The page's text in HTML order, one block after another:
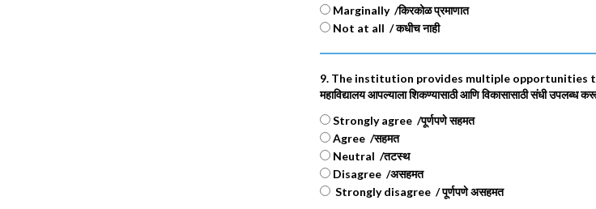
Marginally /किरकोळ प्रमाणात
Not at all / कधीच नाही
9. The institution provides multiple opportunities
महाविद्यालय आपल्याला शिकण्यासाठी आणि विकासासाठी संधी उपलब्ध
Strongly agree /पूर्णपणे सहमत
Agree /सहमत
Neutral /तटस्थ
Disagree /असहमत
Strongly disagree / पूर्णपणे असहमत